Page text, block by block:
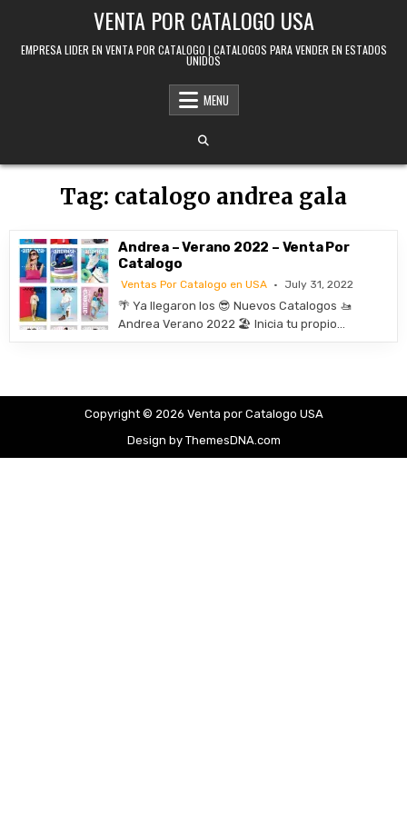
VENTA POR CATALOGO USA
EMPRESA LIDER EN VENTA POR CATALOGO | CATALOGOS PARA VENDER EN ESTADOS
UNIDOS
MENU
Tag: catalogo andrea gala
Andrea – Verano 2022 – Venta Por
Catalogo
Ventas Por Catalogo en USA July 31, 2022
🌴 Ya llegaron los 😎 Nuevos Catalogos 🚤
Andrea Verano 2022 🏖️ Inicia tu propio…
Copyright © 2026 Venta por Catalogo USA
Design by ThemesDNA.com